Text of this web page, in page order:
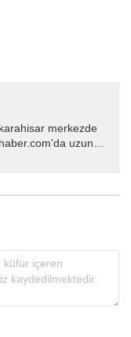
merkezde
uzun